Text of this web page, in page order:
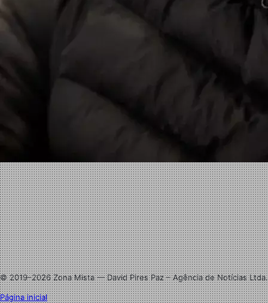
Facebook
X
Linkedin
Instagram
© 2019–2026 Zona Mista — David Pires Paz – Agência de Notícias Ltda.
Página inicial